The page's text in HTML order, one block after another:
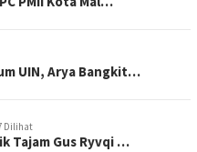
UIN, Arya Bangkit…
Dilihat
Tajam Gus Ryvqi …